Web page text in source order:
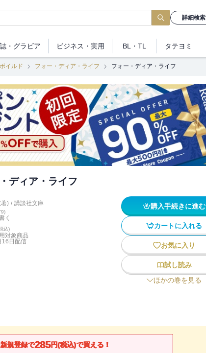
詳細検索
・ グラビア ビジネス ・実用 BL・TL タテヨミ
イルド フォー・ディア・ライフ フォー・ディア・ライフ
ディア・ライフ
著) / 講談社文庫
)
く
込)
対象商品
日 配信
購入手続きに進む
カートに入れる
お気に入り
試し読み
ほかの巻を見る
新規登録で285円(税込)で買える！